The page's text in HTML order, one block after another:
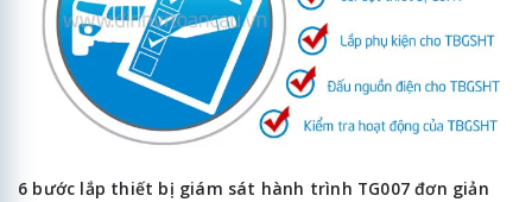
6 bước lắp thiết bị giám sát hành trình TG007 đơn giản